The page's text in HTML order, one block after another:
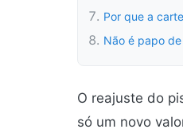
Por que a
Não é papo
O reajuste do
só um novo